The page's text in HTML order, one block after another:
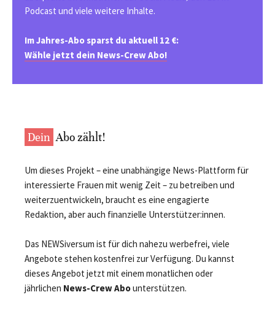
Podcast und viele weitere Inhalte.
Im Jahres-Abo sparst du aktuell 12 €:
Wähle jetzt dein News-Crew Abo!
Dein Abo zählt!
Um dieses Projekt – eine unabhängige News-Plattform für
interessierte Frauen mit wenig Zeit – zu betreiben und
weiterzuentwickeln, braucht es eine engagierte
Redaktion, aber auch finanzielle Unterstützer:innen.
Das NEWSiversum ist für dich nahezu werbefrei, viele
Angebote stehen kostenfrei zur Verfügung. Du kannst
dieses Angebot jetzt mit einem monatlichen oder
jährlichen News-Crew Abounterstützen.